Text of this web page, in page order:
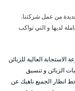
من عمل شركتنا.
لديها و التي تواكب
العالية للزبائن
الزبائن و تنسيق
انظار الجميع ناهيك عن